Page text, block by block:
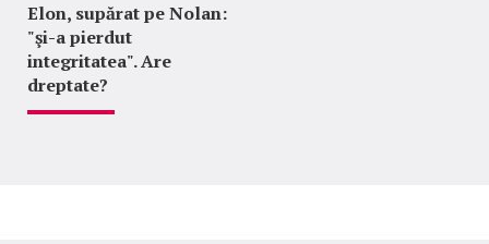
Elon, supărat pe Nolan:
"şi-a pierdut
integritatea". Are
dreptate?